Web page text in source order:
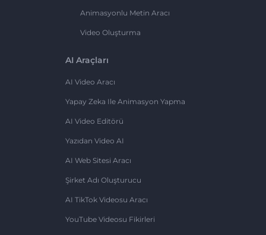
Animasyonlu Metin Aracı
Video Oluşturma
AI Araçları
AI Video Aracı
Yapay Zeka Ile Animasyon Yapma
AI Video Editörü
Yazıdan Video AI
AI Web Sitesi Aracı
Şirket Adı Oluşturucu
AI TikTok Videosu Aracı
YouTube Videosu Fikirleri